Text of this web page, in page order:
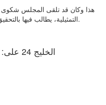
هذا وكان قد تلقى المجلس
التمثيلية، يطالب فيها بالتحقيق بشأن المخالفات التي شهدتها الحلقة.